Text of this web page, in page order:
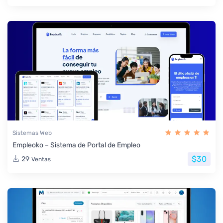
Sistemas Web
Empleoko – Sistema de Portal de Empleo
29 Ventas $30